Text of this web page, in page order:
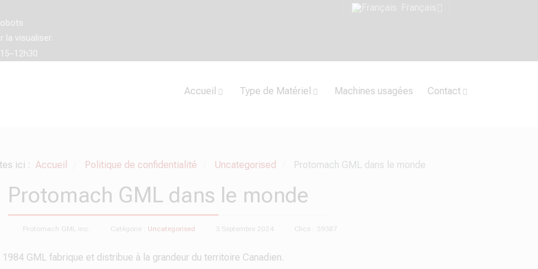
la visualiser.
Accueil Type de Matériel Machines usagées Contact
ici : Accueil Politique de confidentialité Uncategorised Protomach GML dans le monde
Protomach GML dans le monde
Protomach GML inc. Catégorie : Uncategorised 3 Septembre 2024 Clics : 39387
GML fabrique et distribue à la grandeur du territoire Canadien.